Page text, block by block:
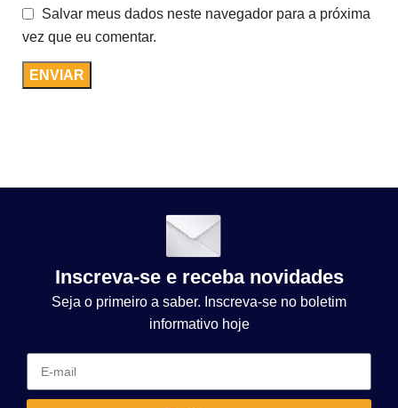
Salvar meus dados neste navegador para a próxima
vez que eu comentar.
Inscreva-se e receba novidades
Seja o primeiro a saber. Inscreva-se no boletim
informativo hoje